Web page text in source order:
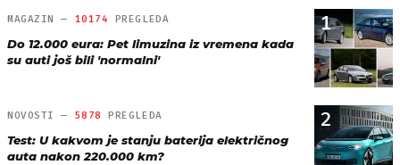
1
MAGAZIN — 10174 PREGLEDA
Do 12.000 eura: Pet limuzina iz vremena kada
su auti još bili 'normalni'
2
NOVOSTI — 5878 PREGLEDA
Test: U kakvom je stanju baterija električnog
auta nakon 220.000 km?